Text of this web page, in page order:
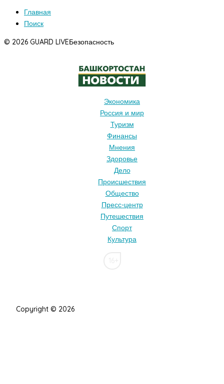
Главная
Поиск
© 2026 GUARD LIVEБезопасность
Экономика
Россия и мир
Туризм
Финансы
Мнения
Здоровье
Дело
Происшествия
Общество
Пресс-центр
Путешествия
Спорт
Культура
Copyright © 2026